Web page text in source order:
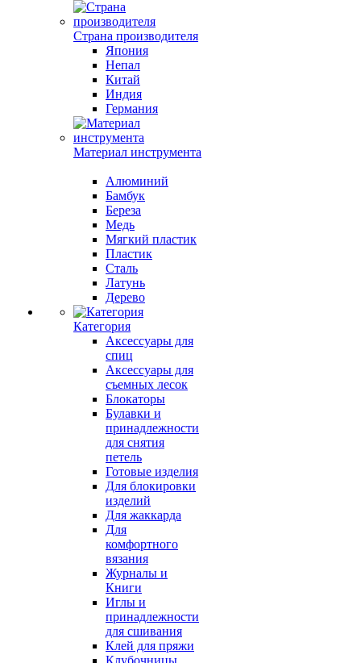
Страна производителя
Япония
Непал
Китай
Индия
Германия
Материал инструмента
Алюминий
Бамбук
Береза
Медь
Мягкий пластик
Пластик
Сталь
Латунь
Дерево
Категория
Аксессуары для
спиц
Аксессуары для
съемных лесок
Блокаторы
Булавки и
принадлежности
для снятия
петель
Готовые изделия
Для блокировки
изделий
Для жаккарда
Для
комфортного
вязания
Журналы и
Книги
Иглы и
принадлежности
для сшивания
Клей для пряжи
Клубочницы